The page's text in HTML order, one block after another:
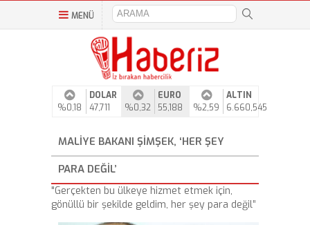
MENÜ
%0,18
DOLAR
47,711
%0,32
EURO
55,188
%2,59
ALTIN
6.660,545
MALIYE BAKANI ŞIMŞEK, ‘HER ŞEY
PARA DEĞIL’
"Gerçekten bu ülkeye hizmet etmek için,
gönüllü bir şekilde geldim, her şey para değil”